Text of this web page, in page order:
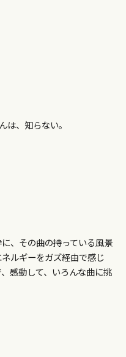
は、知らない。
、その曲の持っている風景
ルギーをガズ経由で感じ
感動して、いろんな曲に挑